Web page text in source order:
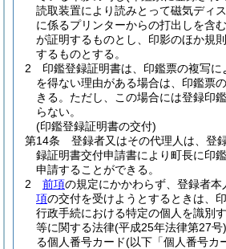
読取装置により読みとって磁気ディ
に係るプリンターからの打出しを含
が証明するものとし、印影のほか規
するものとする。
2
印鑑登録証明書は、印鑑票の複写
を得ない理由がある場合は、印鑑票
きる。 ただし、この場合には登録印
らない。
(印鑑登録証明書の交付)
第14条
登録者又はその代理人は、登
録証明書交付申請書により町長に印
申請することができる。
2
前項の規定にかかわらず、登録者本
項の交付を受けようとするときは、
行政手続における特定の個人を識別
等に関する法律(平成25年法律第27号)
る個人番号カード(以下「個人番号カ